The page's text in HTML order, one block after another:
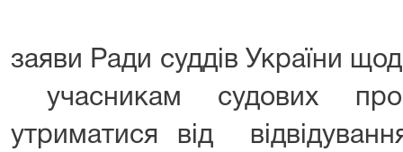
заяви Ради суддів України
учасникам судових
утриматися від